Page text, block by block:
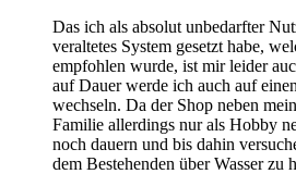
Das ich als absolut unbedarfter
veraltetes System gesetzt habe,
empfohlen wurde, ist mir leider
auf Dauer werde ich auch auf
wechseln. Da der Shop neben
Familie allerdings nur als Hobby
noch dauern und bis dahin
dem Bestehenden über Wasser zu